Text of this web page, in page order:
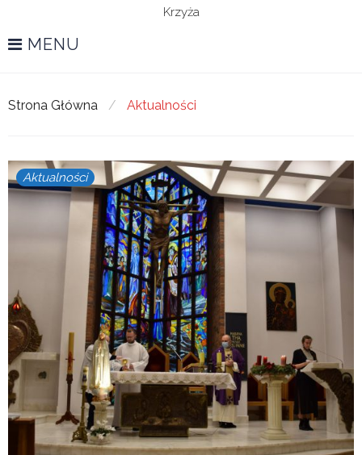
Krzyża
MENU
Strona Główna / Aktualności
Kategoria:
Aktualności
Aktualności